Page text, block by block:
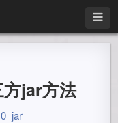
jar方法
jar